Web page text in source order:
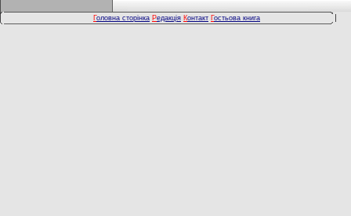
Головна сторінка Редакція Контакт Гостьова книга